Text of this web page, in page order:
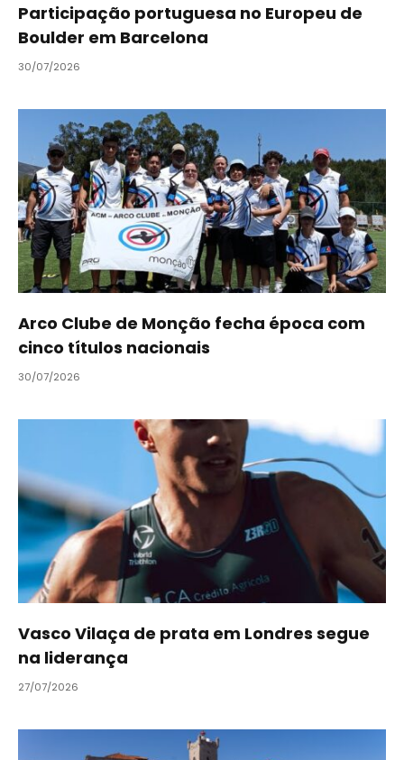
Participação portuguesa no Europeu de
Boulder em Barcelona
30/07/2026
Arco Clube de Monção fecha época com
cinco títulos nacionais
30/07/2026
Vasco Vilaça de prata em Londres segue
na liderança
27/07/2026